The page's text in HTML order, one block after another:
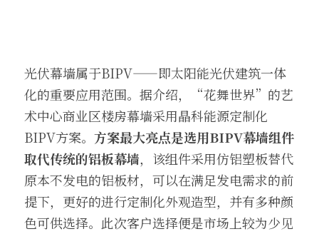
光伏幕墙属于BIPV——即太阳能光伏建筑一体
化的重要应用范围。据介绍，“花舞世界”的艺
术中心商业区楼房幕墙采用晶科能源定制化
BIPV方案。 方案最大亮点是选用BIPV幕墙组件
取代传统的铝板幕墙，该组件采用仿铝塑板替代
原本不发电的铝板材，可以在满足发电需求的前
提下，更好的进行定制化外观造型，并有多种颜
色可供选择。此次客户选择便是市场上较为少见